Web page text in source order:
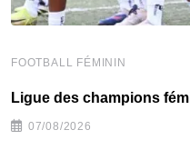
FOOTBALL FÉMININ
Ligue des champions
07/08/2026